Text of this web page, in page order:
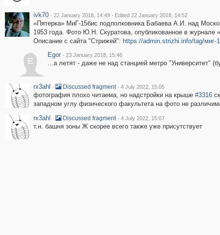
ivk70 · 22 January 2018, 14:49 · Edited 22 January 2018, 14:52
«Пятерка» МиГ-15бис подполковника Бабаева А.И. над
1953 года. Фото Ю.Н. Скуратова, опубликованное в журнале
Описание с сайта "Стрижей": https://admin.strizhi.info/tag/миг-
E
Egor · 23 January 2018, 15:46
...а летят - даже не над станцией метро "Университет"
rx3ahl · Discussed fragment · 4 July 2022, 15:05
фотография плохо читаема, но надстройки на крыше #3316
западном углу физического факультета на фото не
rx3ahl · Discussed fragment · 4 July 2022, 15:07
т.н. башня зоны Ж скорее всего также уже присутствует